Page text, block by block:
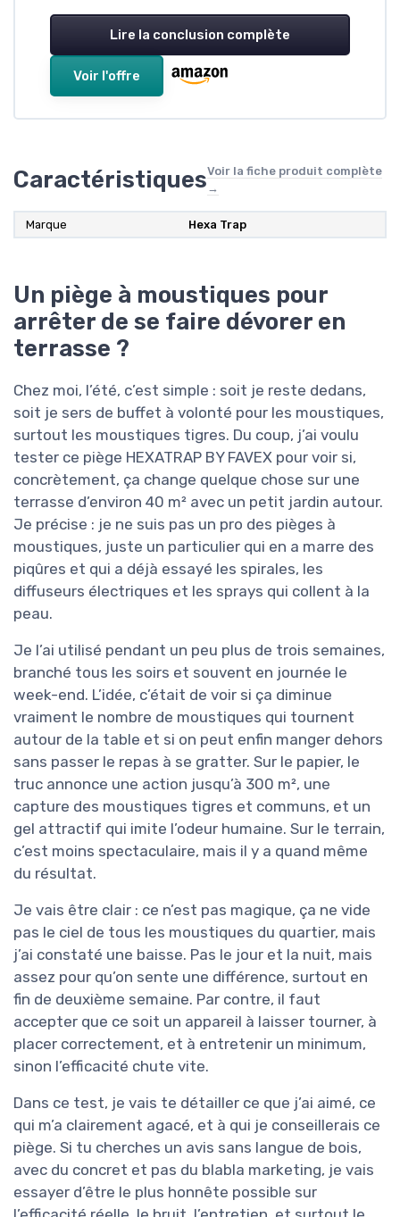
Lire la conclusion complète
Voir l'offre
CaractéristiquesVoir la fiche produit complète
→
Marque Hexa Trap
Un piège à moustiques pour
arrêter de se faire dévorer en
terrasse ?
Chez moi, l’été, c’est simple : soit je reste dedans,
soit je sers de buffet à volonté pour les moustiques,
surtout les moustiques tigres. Du coup, j’ai voulu
tester ce piège HEXATRAP BY FAVEX pour voir si,
concrètement, ça change quelque chose sur une
terrasse d’environ 40 m² avec un petit jardin autour.
Je précise : je ne suis pas un pro des pièges à
moustiques, juste un particulier qui en a marre des
piqûres et qui a déjà essayé les spirales, les
diffuseurs électriques et les sprays qui collent à la
peau.
Je l’ai utilisé pendant un peu plus de trois semaines,
branché tous les soirs et souvent en journée le
week-end. L’idée, c’était de voir si ça diminue
vraiment le nombre de moustiques qui tournent
autour de la table et si on peut enfin manger dehors
sans passer le repas à se gratter. Sur le papier, le
truc annonce une action jusqu’à 300 m², une
capture des moustiques tigres et communs, et un
gel attractif qui imite l’odeur humaine. Sur le terrain,
c’est moins spectaculaire, mais il y a quand même
du résultat.
Je vais être clair : ce n’est pas magique, ça ne vide
pas le ciel de tous les moustiques du quartier, mais
j’ai constaté une baisse. Pas le jour et la nuit, mais
assez pour qu’on sente une différence, surtout en
fin de deuxième semaine. Par contre, il faut
accepter que ce soit un appareil à laisser tourner, à
placer correctement, et à entretenir un minimum,
sinon l’efficacité chute vite.
Dans ce test, je vais te détailler ce que j’ai aimé, ce
qui m’a clairement agacé, et à qui je conseillerais ce
piège. Si tu cherches un avis sans langue de bois,
avec du concret et pas du blabla marketing, je vais
essayer d’être le plus honnête possible sur